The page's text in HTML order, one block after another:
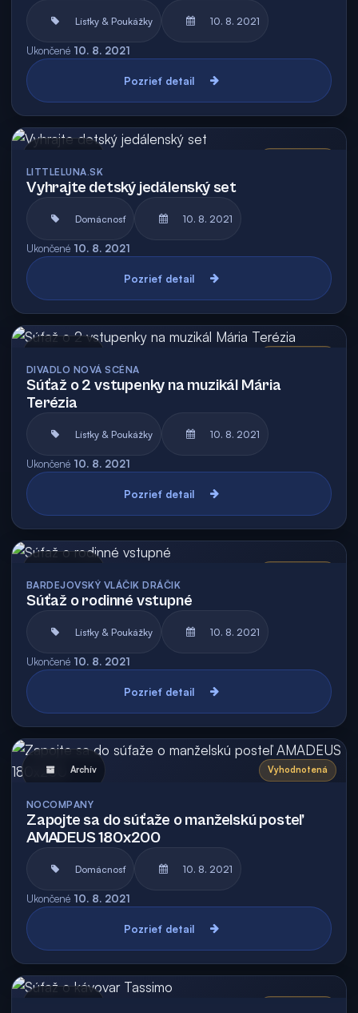
Lístky & Poukážky 10. 8. 2021
Ukončené 10. 8. 2021
Pozrieť detail
LITTLELUNA.SK
Vyhrajte detský jedálenský set
Domácnosť 10. 8. 2021
Ukončené 10. 8. 2021
Pozrieť detail
DIVADLO NOVÁ SCÉNA
Súťaž o 2 vstupenky na muzikál Mária
Terézia
Lístky & Poukážky 10. 8. 2021
Ukončené 10. 8. 2021
Pozrieť detail
BARDEJOVSKÝ VLÁČIK DRÁČIK
Súťaž o rodinné vstupné
Lístky & Poukážky 10. 8. 2021
Ukončené 10. 8. 2021
Pozrieť detail
Archív Vyhodnotená
NOCOMPANY
Zapojte sa do súťaže o manželskú posteľ
AMADEUS 180x200
Domácnosť 10. 8. 2021
Ukončené 10. 8. 2021
Pozrieť detail